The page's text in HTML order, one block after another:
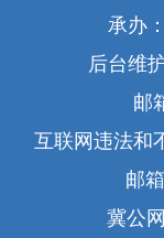
承办
后台维
邮
互联网违法和
邮
冀公